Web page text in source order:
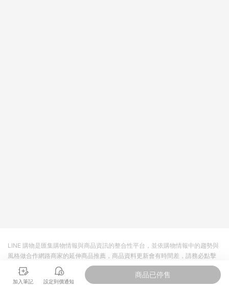
加入筆記 設定到價通知
商品已停售
LINE 購物是匯集購物情報與商品資訊的整合性平台，並依購物情報中的趨勢與
風格做合作網路商家的延伸商品推薦，商品資料更新會有時間差，請務必點擊
商品至各合作網路商家，確認現售價與購物條件，一切資訊以合作廠商網頁為
準。